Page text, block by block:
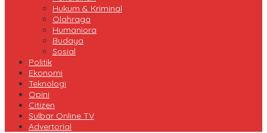
Hukum & Kriminal
Olahraga
Humaniora
Budaya
Sosial
Politik
Ekonomi
Teknologi
Opini
Citizen
Sulbar Online TV
Advertorial